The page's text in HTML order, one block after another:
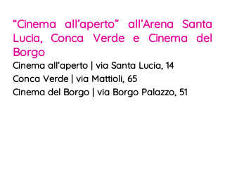
“Cinema all’aperto” all’Arena Santa
Lucia, Conca Verde e Cinema del
Borgo
Cinema all’aperto | via Santa Lucia, 14
Conca Verde | via Mattioli, 65
Cinema del Borgo | via Borgo Palazzo, 51